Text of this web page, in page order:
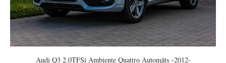
Audi Q3 2.0TFSi Ambiente Quattro Automāts -2012-